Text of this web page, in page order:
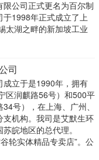
公司正式更名为百尔制
1998年正式成立了上
太湖之畔的新加坡工业
司
立于是1990年，拥有
区润麒路56号）和500平
号），在上海、广州、
机构。我司是艾默生环
皖地区的总代理。
轮实体精品专卖店”。公